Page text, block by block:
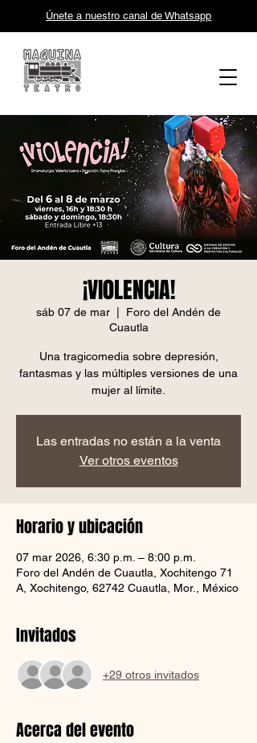
Únete a nuestro canal de Whatsapp
¡VI0LENCIA!
sáb 07 de mar
Foro del Andén de
Cuautla
Una tragicomedia sobre depresión,
fantasmas y las múltiples versiones de una
mujer al límite.
Las entradas no están a la venta
Ver otros eventos
Horario y ubicación
07 mar 2026, 6:30 p.m. – 8:00 p.m.
Foro del Andén de Cuautla, Xochitengo 71
A, Xochitengo, 62742 Cuautla, Mor., México
Invitados
+29 otros invitados
Acerca del evento